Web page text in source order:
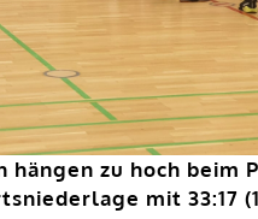
hängen zu hoch beim
mit 33:17